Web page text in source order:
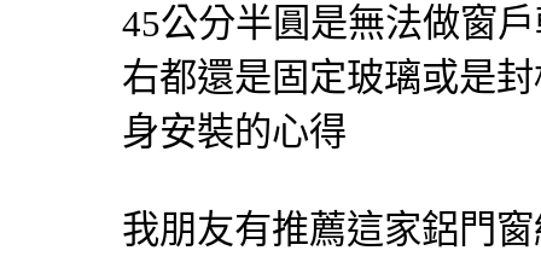
45公分半圓是無法做窗
右都還是固定玻璃或是
身安裝的心得
我朋友有推薦這家鋁門